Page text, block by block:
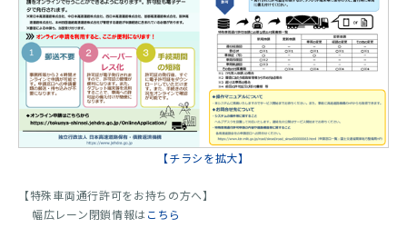
【チラシを拡大】
【特殊車両通行許可をお持ちの方へ】
幅広レーン閉鎖情報は こちら